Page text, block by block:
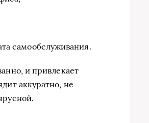
самообслуживания.
и привлекает
аккуратно, не